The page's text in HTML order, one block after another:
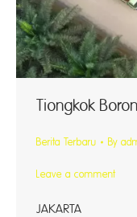
Tiongkok
Berita Terbaru By
Leave a comment